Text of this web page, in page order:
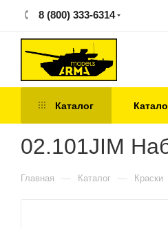
8 (800) 333-6314
Каталог
02.101JIM
Главная — Каталог — Краски